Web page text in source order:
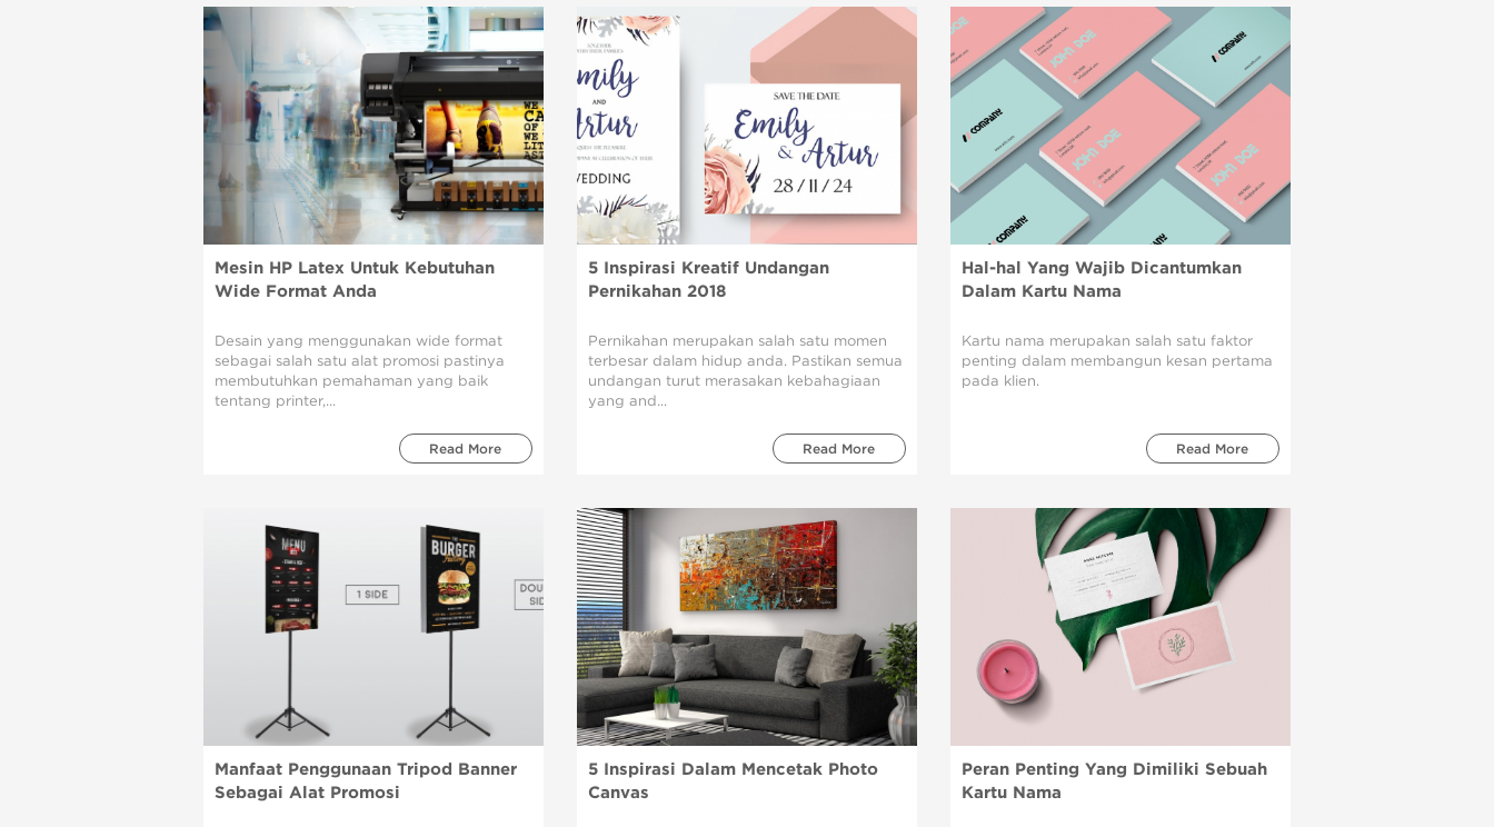
Mesin HP Latex Untuk Kebutuhan
Wide Format Anda
Desain yang menggunakan wide format
sebagai salah satu alat promosi pastinya
membutuhkan pemahaman yang baik
tentang printer,...
Read More
5 Inspirasi Kreatif Undangan
Pernikahan 2018
Pernikahan merupakan salah satu momen
terbesar dalam hidup anda. Pastikan semua
undangan turut merasakan kebahagiaan
yang and...
Read More
Hal-hal Yang Wajib Dicantumkan
Dalam Kartu Nama
Kartu nama merupakan salah satu faktor
penting dalam membangun kesan pertama
pada klien.
Read More
Manfaat Penggunaan Tripod Banner
Sebagai Alat Promosi
5 Inspirasi Dalam Mencetak Photo
Canvas
Peran Penting Yang Dimiliki Sebuah
Kartu Nama